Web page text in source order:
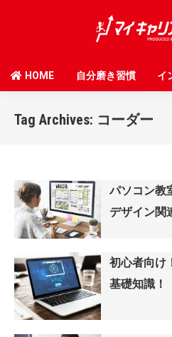
HOME 自分磨き習慣 イ
Tag Archives: コーダー
パソコン教
デザイン関
初心者向け
基礎知識！